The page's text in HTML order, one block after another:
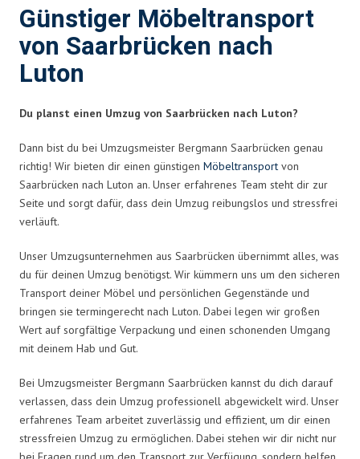
Günstiger Möbeltransport
von Saarbrücken nach
Luton
Du planst einen Umzug von Saarbrücken nach Luton?
Dann bist du bei Umzugsmeister Bergmann Saarbrücken genau
richtig! Wir bieten dir einen günstigen Möbeltransport von
Saarbrücken nach Luton an. Unser erfahrenes Team steht dir zur
Seite und sorgt dafür, dass dein Umzug reibungslos und stressfrei
verläuft.
Unser Umzugsunternehmen aus Saarbrücken übernimmt alles, was
du für deinen Umzug benötigst. Wir kümmern uns um den sicheren
Transport deiner Möbel und persönlichen Gegenstände und
bringen sie termingerecht nach Luton. Dabei legen wir großen
Wert auf sorgfältige Verpackung und einen schonenden Umgang
mit deinem Hab und Gut.
Bei Umzugsmeister Bergmann Saarbrücken kannst du dich darauf
verlassen, dass dein Umzug professionell abgewickelt wird. Unser
erfahrenes Team arbeitet zuverlässig und effizient, um dir einen
stressfreien Umzug zu ermöglichen. Dabei stehen wir dir nicht nur